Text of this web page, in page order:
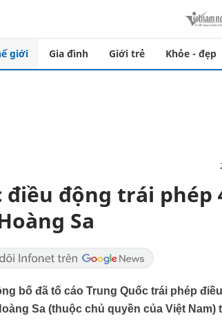
giới Gia đình Giới trẻ Khỏe - đẹp
điều động trái phép
Sa
bố đã tố cáo Trung Quốc trái phép
Sa (thuộc chủ quyền của Việt Nam)